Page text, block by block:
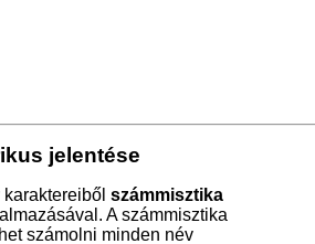
jelentése
számmisztika
A számmisztika
számolni minden név